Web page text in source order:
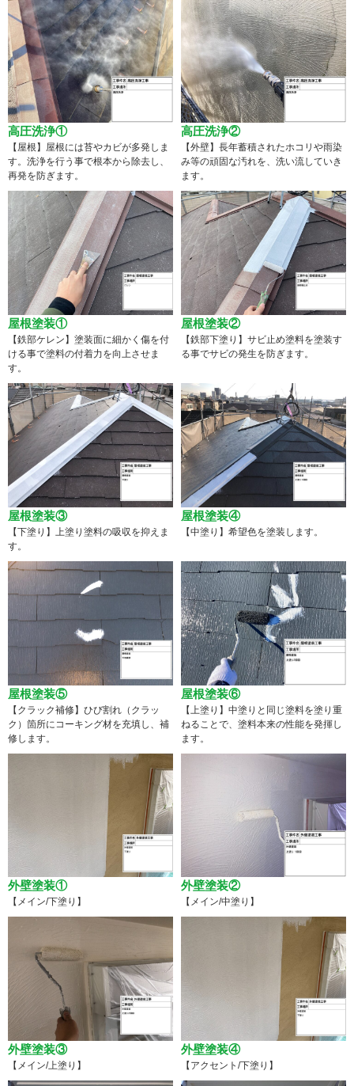
高圧洗浄①
【屋根】屋根には苔やカビが多発しま
す。洗浄を行う事で根本から除去し、
再発を防ぎます。
高圧洗浄②
【外壁】長年蓄積されたホコリや雨染
み等の頑固な汚れを、洗い流していき
ます。
屋根塗装①
【鉄部ケレン】塗装面に細かく傷を付
ける事で塗料の付着力を向上させま
す。
屋根塗装②
【鉄部下塗り】サビ止め塗料を塗装す
る事でサビの発生を防ぎます。
屋根塗装③
【下塗り】上塗り塗料の吸収を抑えま
す。
屋根塗装④
【中塗り】希望色を塗装します。
屋根塗装⑤
【クラック補修】ひび割れ（クラッ
ク）箇所にコーキング材を充填し、補
修します。
屋根塗装⑥
【上塗り】中塗りと同じ塗料を塗り重
ねることで、塗料本来の性能を発揮し
ます。
外壁塗装①
【メイン/下塗り】
外壁塗装②
【メイン/中塗り】
外壁塗装③
【メイン/上塗り】
外壁塗装④
【アクセント/下塗り】